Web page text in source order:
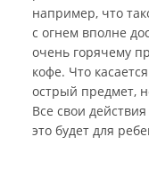
например, что
с огнем вполне
очень горячему
кофе. Что
острый предмет,
Все свои
это будет для